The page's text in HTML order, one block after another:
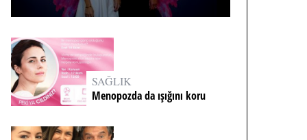
SAĞLIK
Menopozda da ışığını koru